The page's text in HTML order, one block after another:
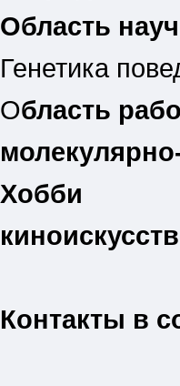
Область
Генетика
Область
Хобби
Контакты в